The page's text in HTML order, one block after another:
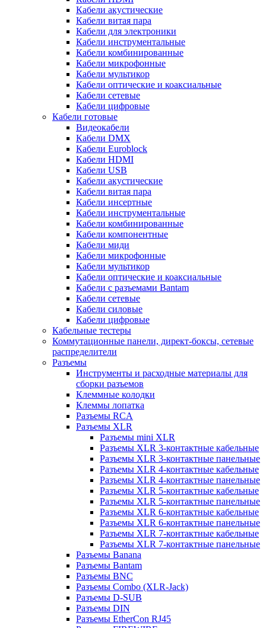
Кабели акустические
Кабели витая пара
Кабели для электроники
Кабели инструментальные
Кабели комбинированные
Кабели микрофонные
Кабели мультикор
Кабели оптические и коаксиальные
Кабели сетевые
Кабели цифровые
Кабели готовые
Видеокабели
Кабели DMX
Кабели Euroblock
Кабели HDMI
Кабели USB
Кабели акустические
Кабели витая пара
Кабели инсертные
Кабели инструментальные
Кабели комбинированные
Кабели компонентные
Кабели миди
Кабели микрофонные
Кабели мультикор
Кабели оптические и коаксиальные
Кабели с разъемами Bantam
Кабели сетевые
Кабели силовые
Кабели цифровые
Кабельные тестеры
Коммутационные панели, директ-боксы, сетевые
распределители
Разъемы
Инструменты и расходные материалы для
сборки разъемов
Клеммные колодки
Клеммы лопатка
Разъемы RCA
Разъемы XLR
Разъемы mini XLR
Разъемы XLR 3-контактные кабельные
Разъемы XLR 3-контактные панельные
Разъемы XLR 4-контактные кабельные
Разъемы XLR 4-контактные панельные
Разъемы XLR 5-контактные кабельные
Разъемы XLR 5-контактные панельные
Разъемы XLR 6-контактные кабельные
Разъемы XLR 6-контактные панельные
Разъемы XLR 7-контактные кабельные
Разъемы XLR 7-контактные панельные
Разъемы Banana
Разъемы Bantam
Разъемы BNC
Разъемы Combo (XLR-Jack)
Разъемы D-SUB
Разъемы DIN
Разъемы EtherCon RJ45